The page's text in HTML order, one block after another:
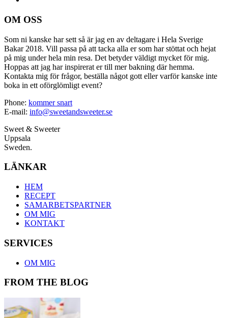
OM OSS
Som ni kanske har sett så är jag en av deltagare i Hela Sverige
Bakar 2018. Vill passa på att tacka alla er som har stöttat och hejat
på mig under hela min resa. Det betyder väldigt mycket för mig.
Hoppas att jag har inspirerat er till mer bakning där hemma.
Kontakta mig för frågor, beställa något gott eller varför kanske inte
boka in ett oförglömligt event?
Phone: kommer snart
E-mail: info@sweetandsweeter.se
Sweet & Sweeter
Uppsala
Sweden.
LÄNKAR
HEM
RECEPT
SAMARBETSPARTNER
OM MIG
KONTAKT
SERVICES
OM MIG
FROM THE BLOG